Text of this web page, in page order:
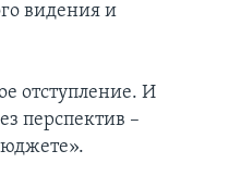
видения и
отступление. И
перспектив –